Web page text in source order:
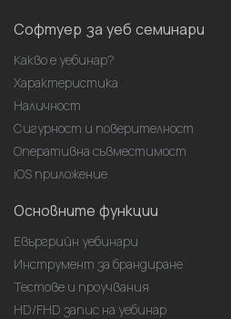
Софтуер за уеб семинари
Какво е уебинар?
Характеристика
Наличност
Сигурност и поверителност
Оперативна съвместимост
iOS приложение
Основните функции
Евъргрийн уебинари
Инструмент за брандиране
Тестове и проучвания
HD/FHD запис на уебинар